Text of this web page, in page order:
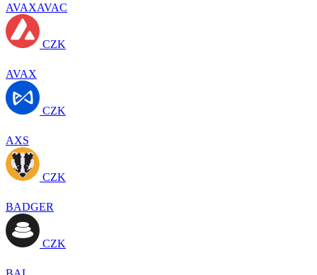
AVAXAVAC
CZK
AVAX
CZK
AXS
CZK
BADGER
CZK